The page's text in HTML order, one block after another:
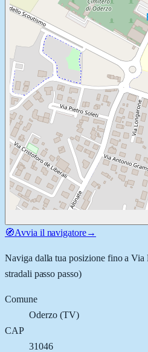
🧭Avvia il navigatore→
Naviga dalla tua posizione fino aVia
stradali passo passo)
Comune
Oderzo(TV)
CAP
31046